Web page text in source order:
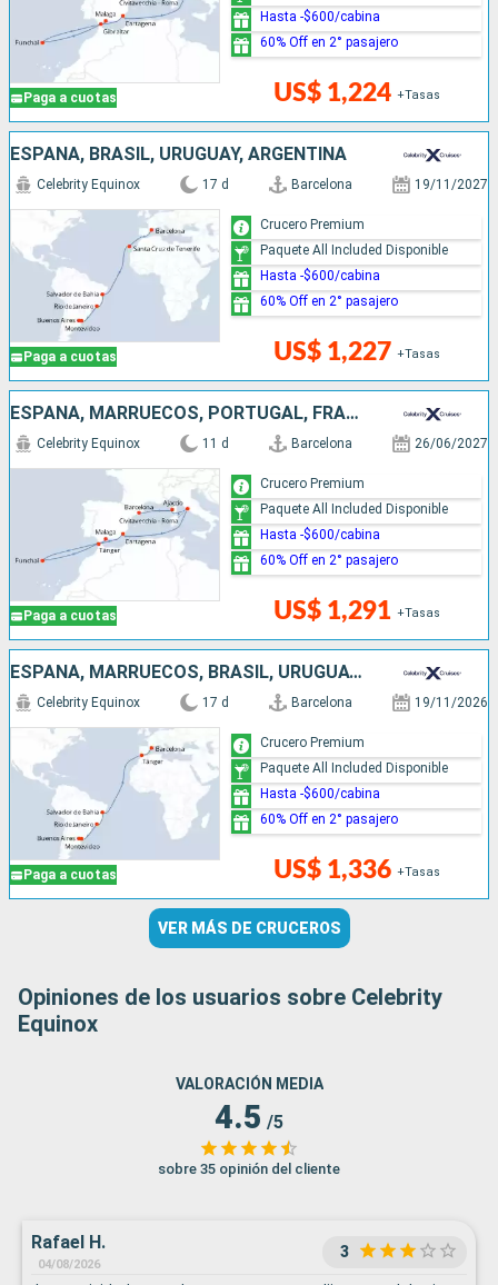
Paga a cuotas US$ 1,224 +Tasas
Hasta -$600/cabina
60% Off en 2° pasajero
ESPAÑA, BRASIL, URUGUAY, ARGENTINA
Paga a cuotas
Celebrity Equinox 17 d Barcelona 19/11/2027
US$ 1,227 +Tasas
Crucero Premium
Paquete All Included Disponible
Hasta -$600/cabina
60% Off en 2° pasajero
ESPAÑA, MARRUECOS, PORTUGAL, FRANCIA, ITALIA
Paga a cuotas
Celebrity Equinox 11 d Barcelona 26/06/2027
US$ 1,291 +Tasas
Crucero Premium
Paquete All Included Disponible
Hasta -$600/cabina
60% Off en 2° pasajero
ESPAÑA, MARRUECOS, BRASIL, URUGUAY, ARGENTINA
Paga a cuotas
Celebrity Equinox 17 d Barcelona 19/11/2026
US$ 1,336 +Tasas
Crucero Premium
Paquete All Included Disponible
Hasta -$600/cabina
60% Off en 2° pasajero
VER MÁS DE CRUCEROS
Opiniones de los usuarios sobre Celebrity
Equinox
VALORACIÓN MEDIA
4.5 /5
sobre 35 opinión del cliente
Rafael H.
04/08/2026
3